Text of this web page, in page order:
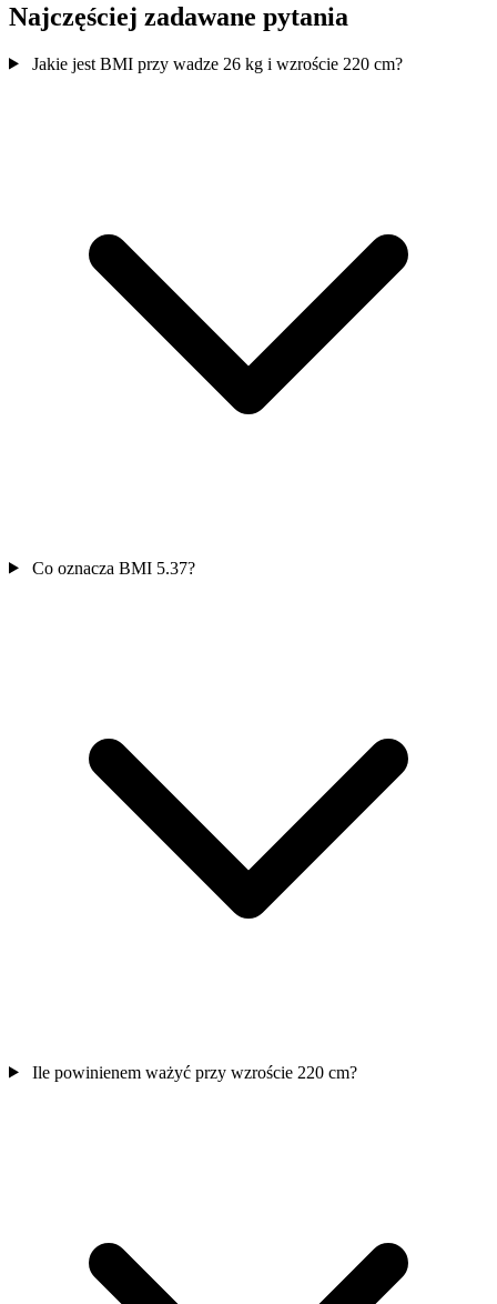
Najczęściej zadawane pytania
Jakie jest BMI przy wadze 26 kg i wzroście 220 cm?
Co oznacza BMI 5.37?
Ile powinienem ważyć przy wzroście 220 cm?